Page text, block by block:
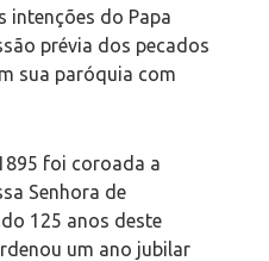
intenções do Papa
prévia dos pecados
sua paróquia com
foi coroada a
Senhora de
125 anos deste
um ano jubilar